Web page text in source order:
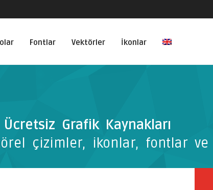
Fontlar Vektörler İkonlar
Ücretsiz Grafik Kaynakları
çizimler, ikonlar, fontlar ve